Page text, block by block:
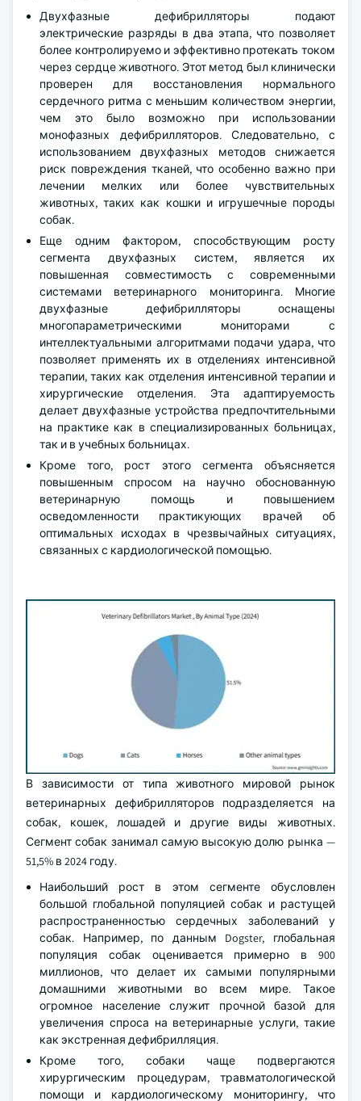
Двухфазные дефибрилляторы подают
электрические разряды в два этапа, что позволяет
более контролируемо и эффективно протекать током
через сердце животного. Этот метод был клинически
проверен для восстановления нормального
сердечного ритма с меньшим количеством энергии,
чем это было возможно при использовании
монофазных дефибрилляторов. Следовательно, с
использованием двухфазных методов снижается
риск повреждения тканей, что особенно важно при
лечении мелких или более чувствительных
животных, таких как кошки и игрушечные породы
собак.
Еще одним фактором, способствующим росту
сегмента двухфазных систем, является их
повышенная совместимость с современными
системами ветеринарного мониторинга. Многие
двухфазные дефибрилляторы оснащены
многопараметрическими мониторами с
интеллектуальными алгоритмами подачи удара, что
позволяет применять их в отделениях интенсивной
терапии, таких как отделения интенсивной терапии и
хирургические отделения. Эта адаптируемость
делает двухфазные устройства предпочтительными
на практике как в специализированных больницах,
так и в учебных больницах.
Кроме того, рост этого сегмента объясняется
повышенным спросом на научно обоснованную
ветеринарную помощь и повышением
осведомленности практикующих врачей об
оптимальных исходах в чрезвычайных ситуациях,
связанных с кардиологической помощью.
В зависимости от типа животного мировой рынок
ветеринарных дефибрилляторов подразделяется на
собак, кошек, лошадей и другие виды животных.
Сегмент собак занимал самую высокую долю рынка —
51,5% в 2024 году.
Наибольший рост в этом сегменте обусловлен
большой глобальной популяцией собак и растущей
распространенностью сердечных заболеваний у
собак. Например, по данным Dogster, глобальная
популяция собак оценивается примерно в 900
миллионов, что делает их самыми популярными
домашними животными во всем мире. Такое
огромное население служит прочной базой для
увеличения спроса на ветеринарные услуги, такие
как экстренная дефибрилляция.
Кроме того, собаки чаще подвергаются
хирургическим процедурам, травматологической
помощи и кардиологическому мониторингу, что